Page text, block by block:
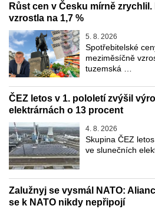
Růst cen v Česku mírně
vzrostla na 1,7 %
5. 8. 2026
Spotřebitelské
meziměsíčně
tuzemská …
ČEZ letos v 1. pololetí zvýšil
elektrárnách o 13 procent
4. 8. 2026
Skupina ČEZ
ve slunečních
Zalužnyj se vysmál NATO:
se k NATO nikdy nepřipojí